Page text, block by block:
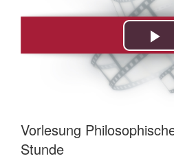
Vorlesung
Stunde